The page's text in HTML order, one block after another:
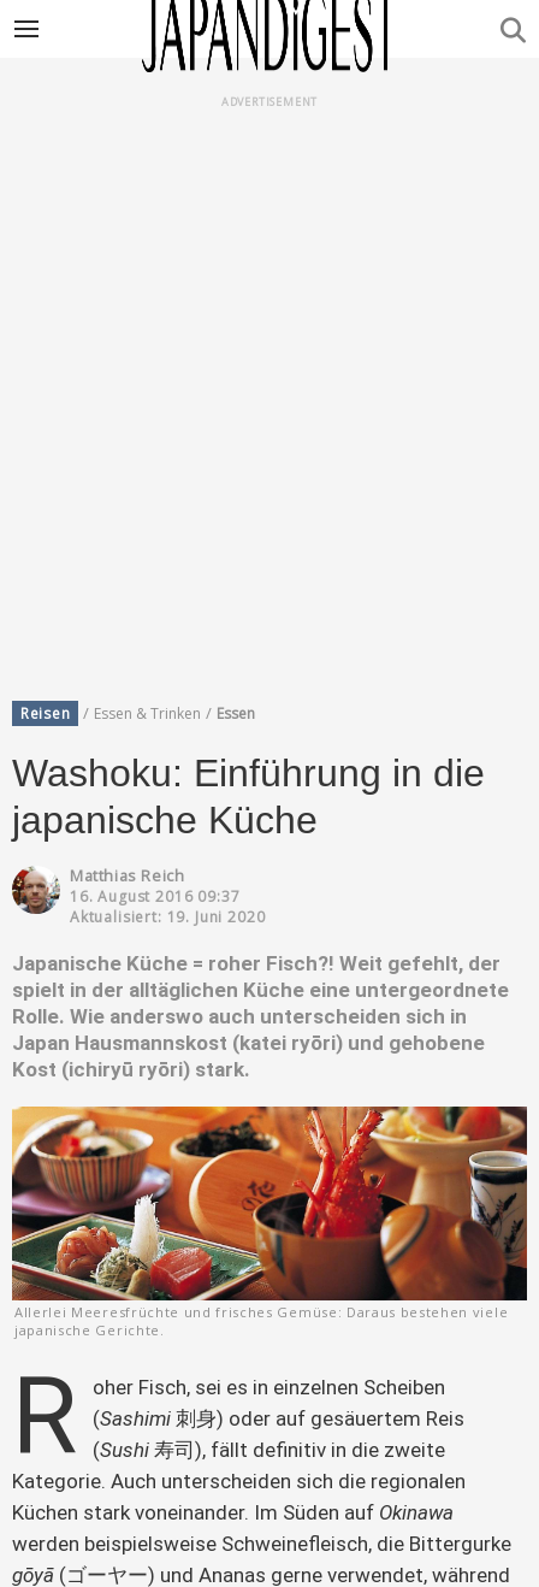
ADVERTISEMENT
Reisen / Essen & Trinken / Essen
Washoku: Einführung in die
japanische Küche
Matthias Reich
16. August 2016 09:37
Aktualisiert: 19. Juni 2020
Japanische Küche = roher Fisch?! Weit gefehlt, der
spielt in der alltäglichen Küche eine untergeordnete
Rolle. Wie anderswo auch unterscheiden sich in
Japan Hausmannskost (katei ryōri) und gehobene
Kost (ichiryū ryōri) stark.
Allerlei Meeresfrüchte und frisches Gemüse: Daraus bestehen viele
japanische Gerichte.
R
oher Fisch, sei es in einzelnen Scheiben
(Sashimi 刺身) oder auf gesäuertem Reis
(Sushi 寿司), fällt definitiv in die zweite
Kategorie. Auch unterscheiden sich die regionalen
Küchen stark voneinander. Im Süden auf Okinawa
werden beispielsweise Schweinefleisch, die Bittergurke
gōyā (ゴーヤー) und Ananas gerne verwendet, während